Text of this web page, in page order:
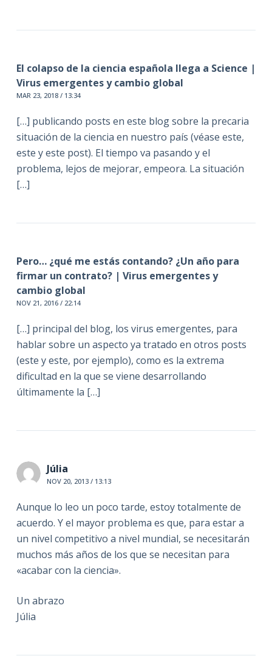
El colapso de la ciencia española llega a Science |
Virus emergentes y cambio global
MAR 23, 2018 / 13:34
[…] publicando posts en este blog sobre la precaria
situación de la ciencia en nuestro país (véase este,
este y este post). El tiempo va pasando y el
problema, lejos de mejorar, empeora. La situación
[…]
Pero… ¿qué me estás contando? ¿Un año para
firmar un contrato? | Virus emergentes y
cambio global
NOV 21, 2016 / 22:14
[…] principal del blog, los virus emergentes, para
hablar sobre un aspecto ya tratado en otros posts
(este y este, por ejemplo), como es la extrema
dificultad en la que se viene desarrollando
últimamente la […]
Júlia
NOV 20, 2013 / 13:13
Aunque lo leo un poco tarde, estoy totalmente de
acuerdo. Y el mayor problema es que, para estar a
un nivel competitivo a nivel mundial, se necesitarán
muchos más años de los que se necesitan para
«acabar con la ciencia».
Un abrazo
Júlia